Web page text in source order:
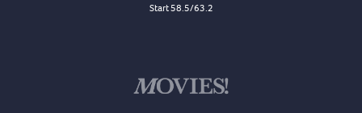
Start 58.5/63.2